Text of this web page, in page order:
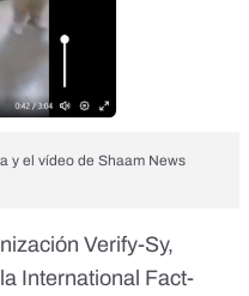
y el vídeo de Shaam News
Verify-Sy,
International Fact-